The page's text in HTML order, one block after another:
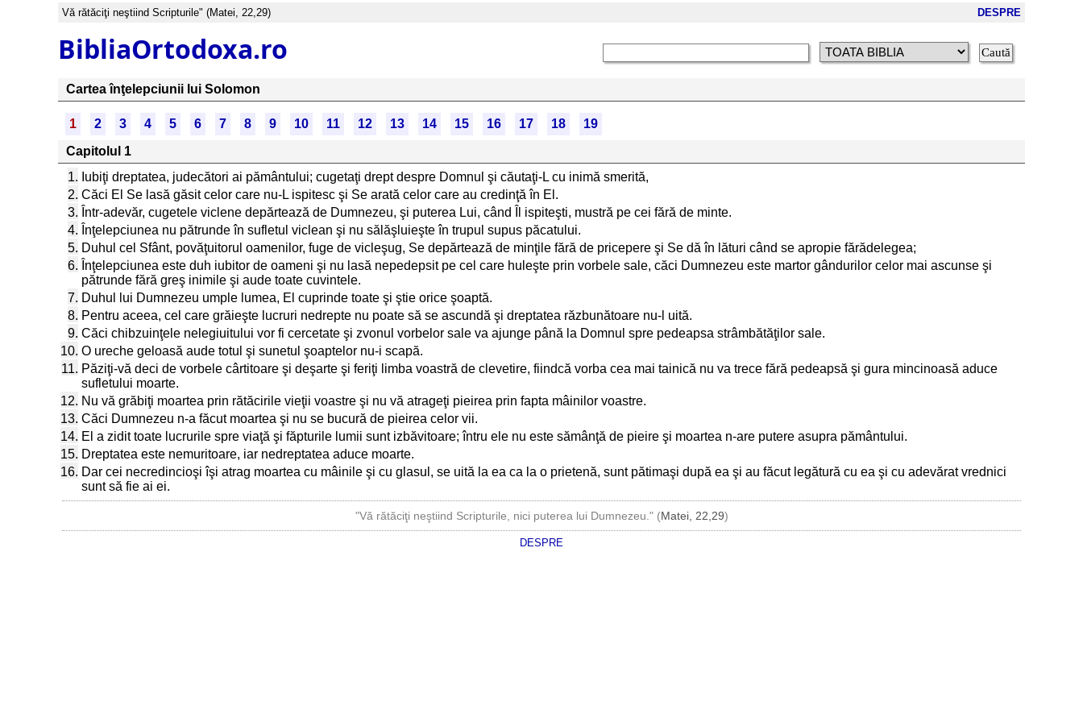
Vă rătăciţi neştiind Scripturile" (Matei, 22,29) DESPRE
BibliaOrtodoxa.ro
Cartea înţelepciunii lui Solomon
1 2 3 4 5 6 7 8 9 10 11 12 13 14 15 16 17 18
19
Capitolul 1
1. Iubiţi dreptatea, judecători ai pământului; cugetaţi drept despre Domnul şi căutaţi-L cu inimă smerită,
2. Căci El Se lasă găsit celor care nu-L ispitesc şi Se arată celor care au credinţă în El.
3. Într-adevăr, cugetele viclene depărtează de Dumnezeu, şi puterea Lui, când Îl ispiteşti, mustră pe cei fără de minte.
4. Înţelepciunea nu pătrunde în sufletul viclean şi nu sălăşluieşte în trupul supus păcatului.
5. Duhul cel Sfânt, povăţuitorul oamenilor, fuge de vicleşug, Se depărtează de minţile fără de pricepere şi Se dă în lături când se apropie fărădelegea;
6. Înţelepciunea este duh iubitor de oameni şi nu lasă nepedepsit pe cel care huleşte prin vorbele sale, căci Dumnezeu este martor gândurilor celor mai ascunse şi
pătrunde fără greş inimile şi aude toate cuvintele.
7. Duhul lui Dumnezeu umple lumea, El cuprinde toate şi ştie orice şoaptă.
8. Pentru aceea, cel care grăieşte lucruri nedrepte nu poate să se ascundă şi dreptatea răzbunătoare nu-l uită.
9. Căci chibzuinţele nelegiuitului vor fi cercetate şi zvonul vorbelor sale va ajunge până la Domnul spre pedeapsa strâmbătăţilor sale.
10. O ureche geloasă aude totul şi sunetul şoaptelor nu-i scapă.
11. Păziţi-vă deci de vorbele cârtitoare şi deşarte şi feriţi limba voastră de clevetire, fiindcă vorba cea mai tainică nu va trece fără pedeapsă şi gura mincinoasă aduce
sufletului moarte.
12. Nu vă grăbiţi moartea prin rătăcirile vieţii voastre şi nu vă atrageţi pieirea prin fapta mâinilor voastre.
13. Căci Dumnezeu n-a făcut moartea şi nu se bucură de pieirea celor vii.
14. El a zidit toate lucrurile spre viaţă şi făpturile lumii sunt izbăvitoare; întru ele nu este sămânţă de pieire şi moartea n-are putere asupra pământului.
15. Dreptatea este nemuritoare, iar nedreptatea aduce moarte.
16. Dar cei necredincioşi îşi atrag moartea cu mâinile şi cu glasul, se uită la ea ca la o prietenă, sunt pătimaşi după ea şi au făcut legătură cu ea şi cu adevărat vrednici
sunt să fie ai ei.
"Vă rătăciţi neştiind Scripturile, nici puterea lui Dumnezeu." (Matei, 22,29)
DESPRE